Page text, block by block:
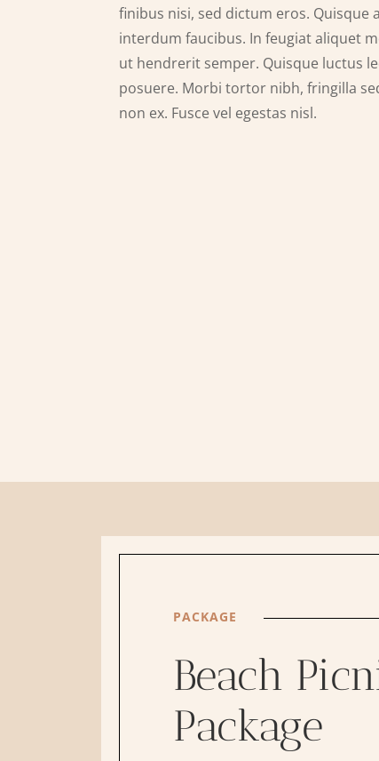
finibus nisi, sed dictum eros. Quisque
interdum faucibus. In feugiat aliquet
ut hendrerit semper. Quisque luctus
posuere. Morbi tortor nibh, fringilla
non ex. Fusce vel egestas nisl.
PACKAGE
Beach
Package